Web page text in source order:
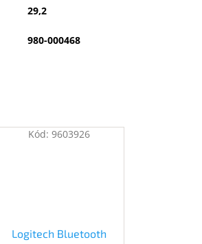
Logitech Bluetooth
Kód: 9603926
29,2
980-000468